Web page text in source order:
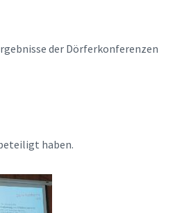
der Dörferkonferenzen
haben.